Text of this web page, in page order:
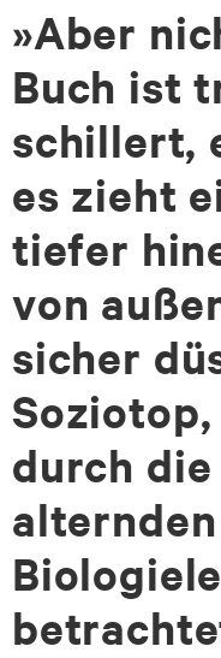
»Aber
Buch ist
schillert,
es zieht
tiefer
von
sicher
durch
alternden